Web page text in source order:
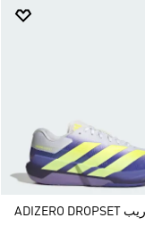
حذاء التدريب ADIZERO DROPSET